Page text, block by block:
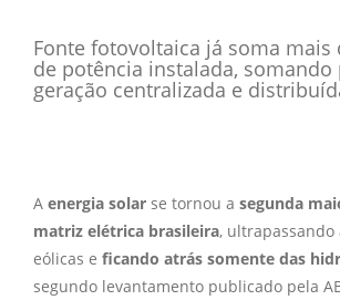
Fonte fotovoltaica já soma mais
de potência instalada, somando
geração centralizada e
A energia solar se tornou a segunda
matriz elétrica brasileira, ultrapassando
eólicas e ficando atrás somente das
segundo levantamento publicado pela